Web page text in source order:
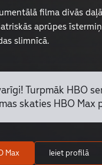
filma divās
aprūpes
slimnīcā.
Turpmāk HBO
skaties HBO Max
Max Ieiet profilā